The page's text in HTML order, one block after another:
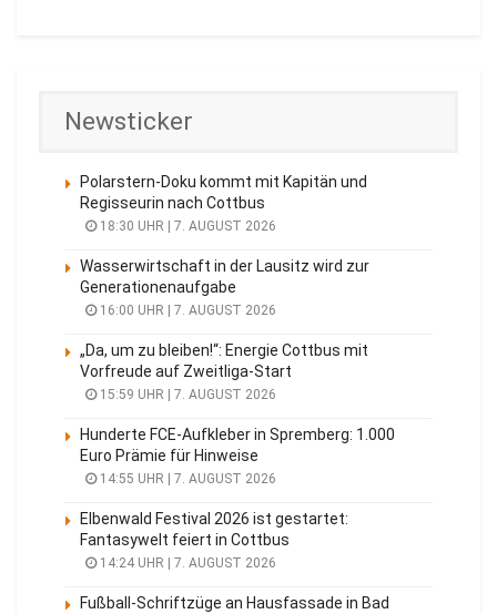
Newsticker
Polarstern-Doku kommt mit Kapitän und
Regisseurin nach Cottbus
18:30 UHR | 7. AUGUST 2026
Wasserwirtschaft in der Lausitz wird zur
Generationenaufgabe
16:00 UHR | 7. AUGUST 2026
„Da, um zu bleiben!“: Energie Cottbus mit
Vorfreude auf Zweitliga-Start
15:59 UHR | 7. AUGUST 2026
Hunderte FCE-Aufkleber in Spremberg: 1.000
Euro Prämie für Hinweise
14:55 UHR | 7. AUGUST 2026
Elbenwald Festival 2026 ist gestartet:
Fantasywelt feiert in Cottbus
14:24 UHR | 7. AUGUST 2026
Fußball-Schriftzüge an Hausfassade in Bad